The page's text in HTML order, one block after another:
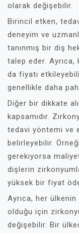
olarak değişebilir.
Birincil etken,
deneyim ve
tanınmış bir diş
talep eder.
da fiyatı
genellikle daha
Diğer bir dikkate
kapsamıdır.
tedavi yöntemi ve
belirleyebilir.
gerekiyorsa
dişlerin
yüksek bir fiyat
Ayrıca, her
olduğu için
değişebilir. Bir